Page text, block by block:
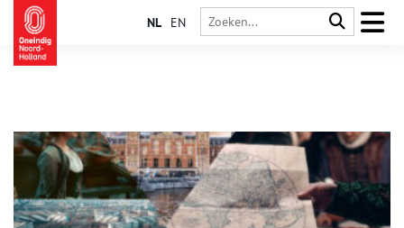
NL EN